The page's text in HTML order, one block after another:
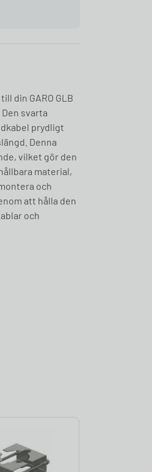
din GARO GLB
svarta
prydligt
Denna
vilket gör den
material,
och
att hålla den
och